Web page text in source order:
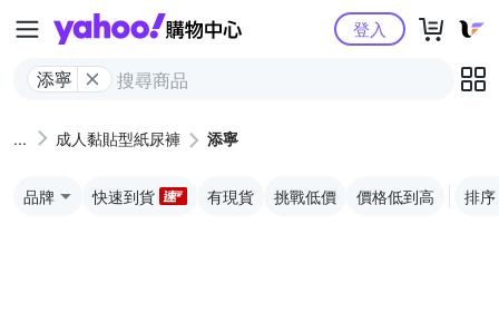
Yahoo購物中心
添寧
登入
成人黏貼型紙尿褲 添寧
品牌 快速到貨 有現貨 挑戰低價 價格低到高 排序